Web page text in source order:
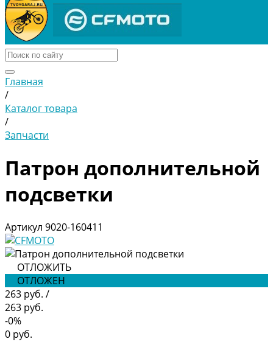
Главная
/
Каталог товара
/
Запчасти
Патрон дополнительной
подсветки
Артикул 9020-160411
ОТЛОЖИТЬ
ОТЛОЖЕН
263 руб. /
263 руб.
-0%
0 руб.